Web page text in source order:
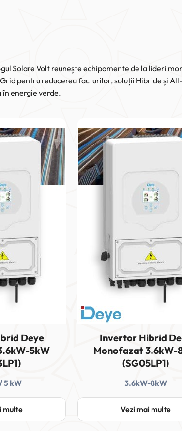
Solare Volt reunește echipamente de la lideri
pentru reducerea facturilor, soluții Hibride și
energie verde.
Deye
5kW
5 kW
multe
Invertor Hibrid
Monofazat 3.6kW-
(SG05LP1)
3.6kW-8kW
Vezi mai multe